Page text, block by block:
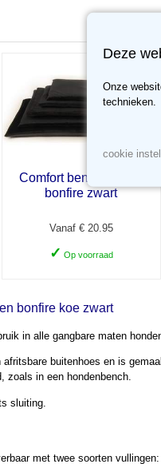
Comfort benchkussen
bonfire zwart
Vanaf € 20.95
✓ Op voorraad
bonfire koe zwart
in alle gangbare maten
buitenhoes en is
zoals in een hondenbench.
sluiting.
met twee soorten vullingen:
Deze
Onze
technieken.
cookie